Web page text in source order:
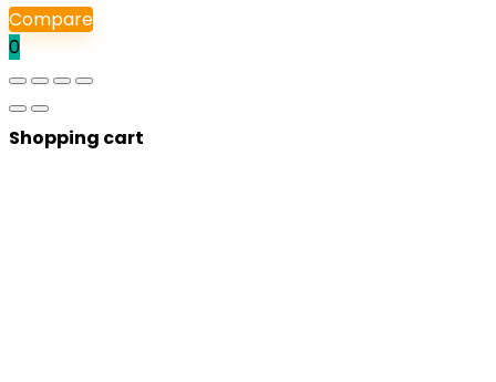
Compare
0
Shopping cart